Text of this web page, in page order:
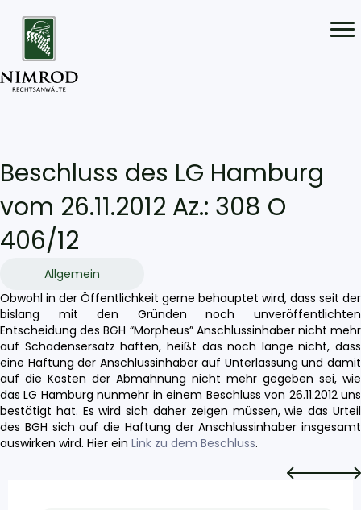
Beschluss des LG Hamburg
vom 26.11.2012 Az.: 308 O
406/12
Allgemein
Obwohl in der Öffentlichkeit gerne behauptet wird, dass seit der
bislang mit den Gründen noch unveröffentlichten
Entscheidung des BGH “Morpheus” Anschlussinhaber nicht mehr
auf Schadensersatz haften, heißt das noch lange nicht, dass
eine Haftung der Anschlussinhaber auf Unterlassung und damit
auf die Kosten der Abmahnung nicht mehr gegeben sei, wie
das LG Hamburg nunmehr in einem Beschluss von 26.11.2012 uns
bestätigt hat. Es wird sich daher zeigen müssen, wie das Urteil
des BGH sich auf die Haftung der Anschlussinhaber insgesamt
auswirken wird. Hier ein Link zu dem Beschluss.